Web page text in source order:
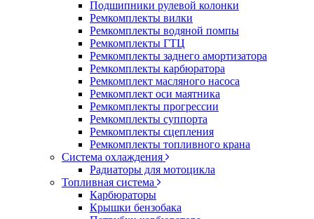
Подшипники рулевой колонки
Ремкомплекты вилки
Ремкомплекты водяной помпы
Ремкомплекты ГТЦ
Ремкомплекты заднего амортизатора
Ремкомплекты карбюратора
Ремкомплект масляного насоса
Ремкомплект оси маятника
Ремкомплекты прогрессии
Ремкомплекты суппорта
Ремкомплекты сцепления
Ремкомплекты топливного крана
Система охлаждения
Радиаторы для мотоцикла
Топливная система
Карбюраторы
Крышки бензобака